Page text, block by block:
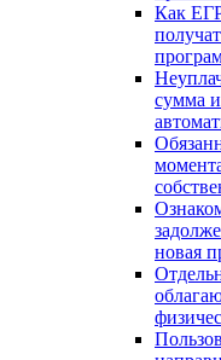
Как
сумма
новая